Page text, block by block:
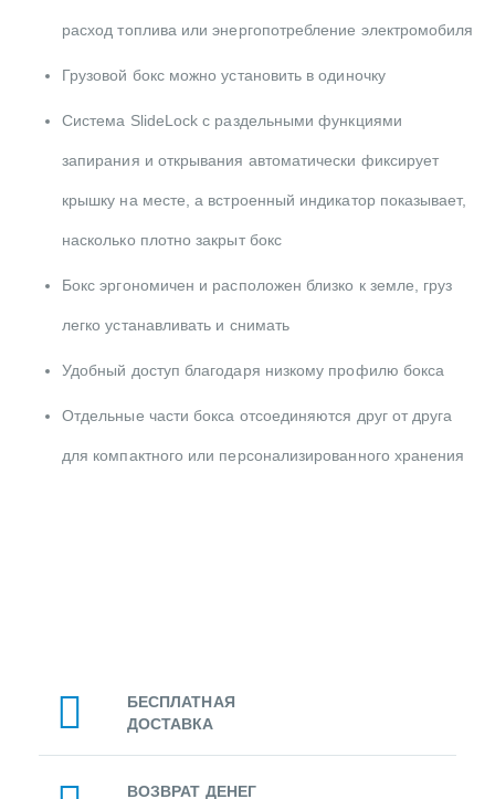
расход топлива или энергопотребление электромобиля
Грузовой бокс можно установить в одиночку
Система SlideLock с раздельными функциями
запирания и открывания автоматически фиксирует
крышку на месте, а встроенный индикатор показывает,
насколько плотно закрыт бокс
Бокс эргономичен и расположен близко к земле, груз
легко устанавливать и снимать
Удобный доступ благодаря низкому профилю бокса
Отдельные части бокса отсоединяются друг от друга
для компактного или персонализированного хранения
БЕСПЛАТНАЯ
ДОСТАВКА
ВОЗВРАТ ДЕНЕГ